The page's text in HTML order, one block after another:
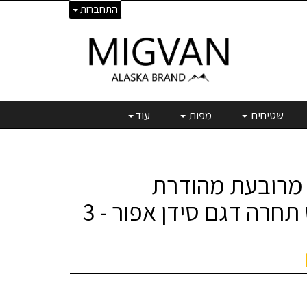
התחברות
שטיחים מפות עוד
מהודרת
בתוספת פס תחרה דגם סידן אפור - 3